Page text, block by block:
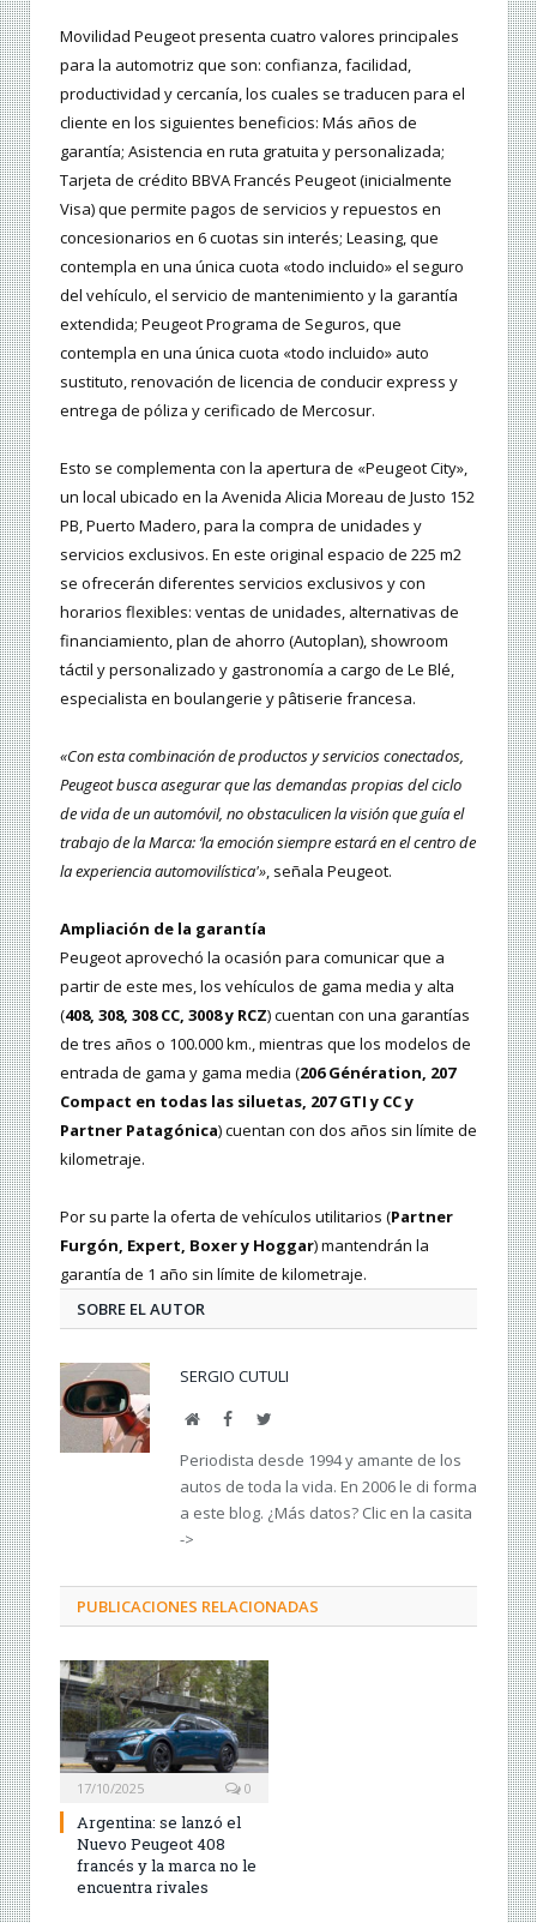
Movilidad Peugeot presenta cuatro valores principales
para la automotriz que son: confianza, facilidad,
productividad y cercanía, los cuales se traducen para el
cliente en los siguientes beneficios: Más años de
garantía; Asistencia en ruta gratuita y personalizada;
Tarjeta de crédito BBVA Francés Peugeot (inicialmente
Visa) que permite pagos de servicios y repuestos en
concesionarios en 6 cuotas sin interés; Leasing, que
contempla en una única cuota «todo incluido» el seguro
del vehículo, el servicio de mantenimiento y la garantía
extendida; Peugeot Programa de Seguros, que
contempla en una única cuota «todo incluido» auto
sustituto, renovación de licencia de conducir express y
entrega de póliza y cerificado de Mercosur.
Esto se complementa con la apertura de «Peugeot City»,
un local ubicado en la Avenida Alicia Moreau de Justo 152
PB, Puerto Madero, para la compra de unidades y
servicios exclusivos. En este original espacio de 225 m2
se ofrecerán diferentes servicios exclusivos y con
horarios flexibles: ventas de unidades, alternativas de
financiamiento, plan de ahorro (Autoplan), showroom
táctil y personalizado y gastronomía a cargo de Le Blé,
especialista en boulangerie y pâtiserie francesa.
«Con esta combinación de productos y servicios conectados,
Peugeot busca asegurar que las demandas propias del ciclo
de vida de un automóvil, no obstaculicen la visión que guía el
trabajo de la Marca: ‘la emoción siempre estará en el centro de
la experiencia automovilística'», señala Peugeot.
Ampliación de la garantía
Peugeot aprovechó la ocasión para comunicar que a
partir de este mes, los vehículos de gama media y alta
(408, 308, 308 CC, 3008 y RCZ) cuentan con una garantías
de tres años o 100.000 km., mientras que los modelos de
entrada de gama y gama media (206 Génération, 207
Compact en todas las siluetas, 207 GTI y CC y
Partner Patagónica) cuentan con dos años sin límite de
kilometraje.
Por su parte la oferta de vehículos utilitarios (Partner
Furgón, Expert, Boxer y Hoggar) mantendrán la
garantía de 1 año sin límite de kilometraje.
SOBRE EL AUTOR
SERGIO CUTULI
Web FacebookTwitter
Periodista desde 1994 y amante de los
autos de toda la vida. En 2006 le di forma
a este blog. ¿Más datos? Clic en la casita
->
PUBLICACIONES RELACIONADAS
17/10/2025 0
Argentina: se lanzó el
Nuevo Peugeot 408
francés y la marca no le
encuentra rivales